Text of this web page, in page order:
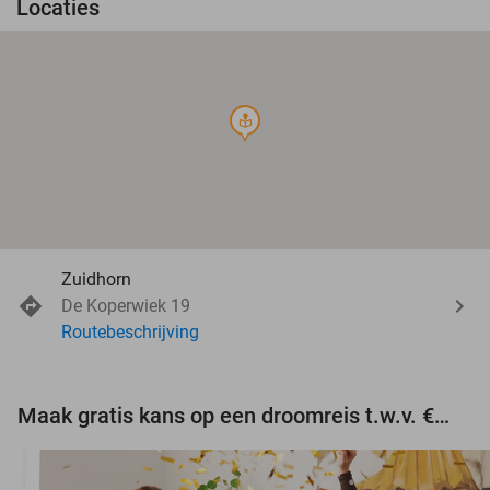
Locaties
course
Zuidhorn
De Koperwiek 19
Routebeschrijving
Maak gratis kans op een droomreis t.w.v. €3.000!